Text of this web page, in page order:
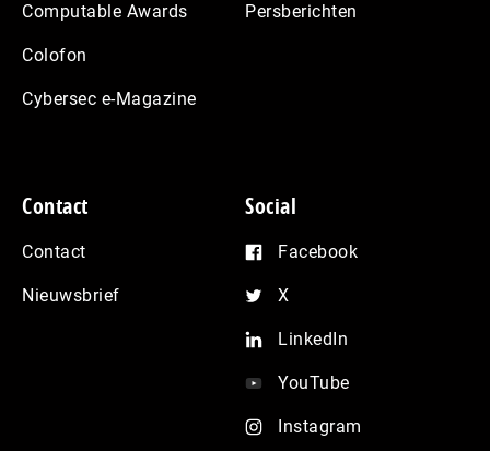
Computable Awards
Colofon
Cybersec e-Magazine
Persberichten
Contact
Contact
Nieuwsbrief
Social
Facebook
X
LinkedIn
YouTube
Instagram